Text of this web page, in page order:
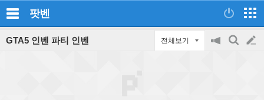
팟벤
GTA5 인벤 파티 인벤 전체보기